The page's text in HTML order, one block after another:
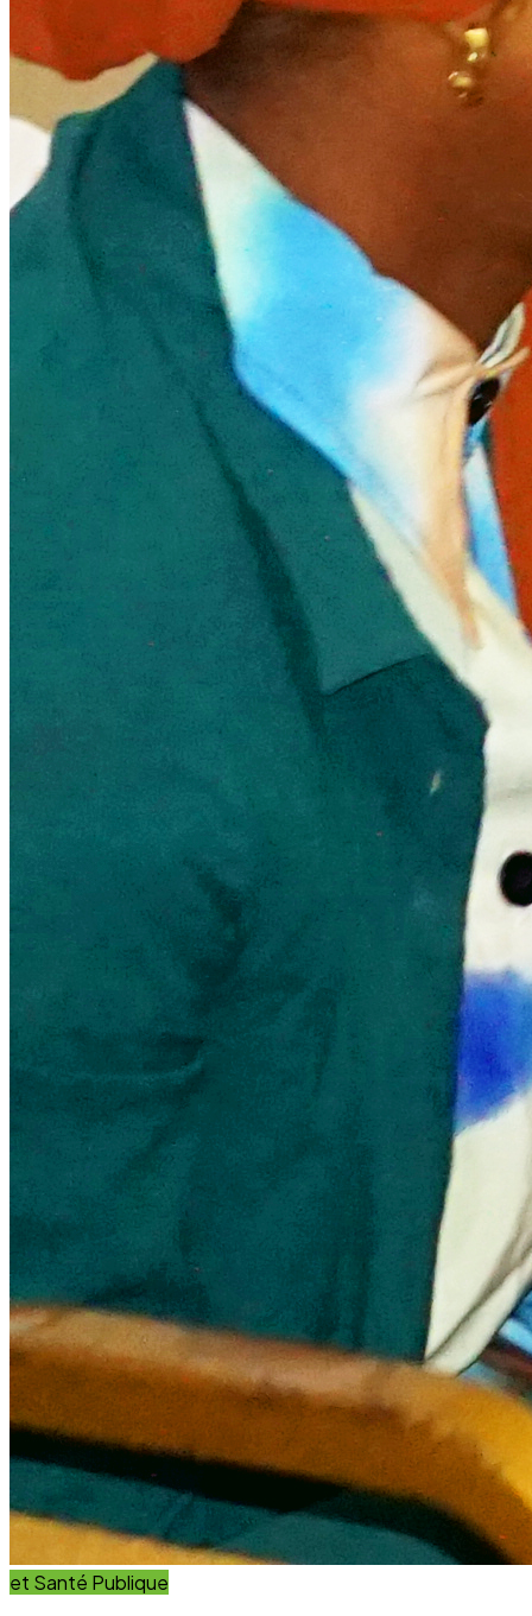
et Innovation
Éducation
Innover avec des solutions éducatives innovantes et
durables.
Découvrir nos projets En savoir plus
Impact Global
+15 Ans
D'engagement au service du développement durable.
Communauté